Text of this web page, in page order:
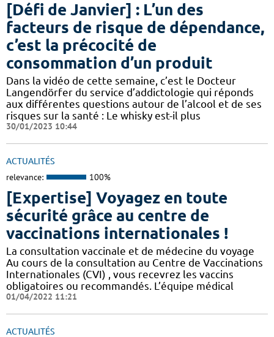
[Défi de Janvier] : L’un des
facteurs de risque de dépendance,
c’est la précocité de
consommation d’un produit
Dans la vidéo de cette semaine, c’est le Docteur
Langendörfer du service d’addictologie qui réponds
aux différentes questions autour de l’alcool et de ses
risques sur la santé : Le whisky est-il plus
30/01/2023 10:44
ACTUALITÉS
relevance: 100%
[Expertise] Voyagez en toute
sécurité grâce au centre de
vaccinations internationales !
La consultation vaccinale et de médecine du voyage
Au cours de la consultation au Centre de Vaccinations
Internationales (CVI) , vous recevrez les vaccins
obligatoires ou recommandés. L’équipe médical
01/04/2022 11:21
ACTUALITÉS